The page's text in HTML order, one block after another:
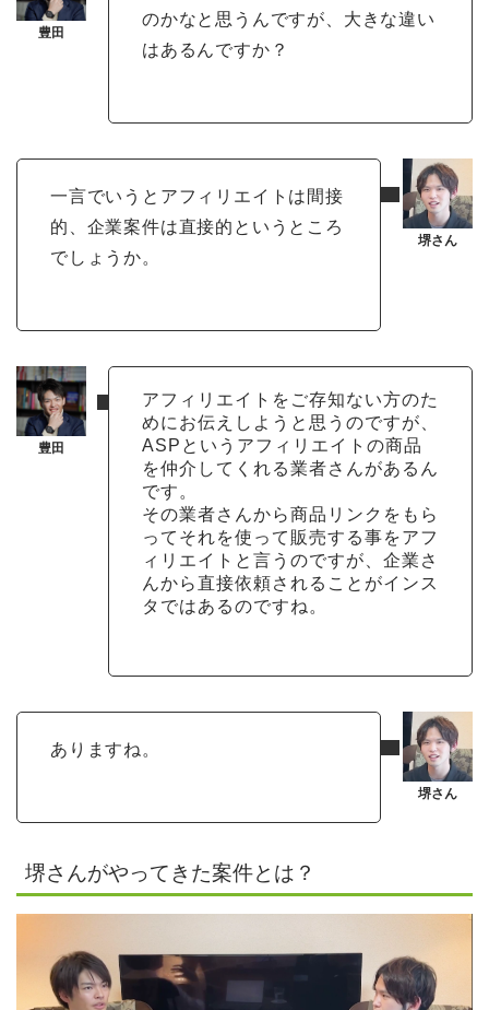
のかなと思うんですが、大きな違い
はあるんですか？
一言でいうとアフィリエイトは間接
的、企業案件は直接的というところ
でしょうか。
アフィリエイトをご存知ない方のた
めにお伝えしようと思うのですが、
ASPというアフィリエイトの商品
を仲介してくれる業者さんがあるん
です。
その業者さんから商品リンクをもら
ってそれを使って販売する事をアフ
ィリエイトと言うのですが、企業さ
んから直接依頼されることがインス
タではあるのですね。
ありますね。
堺さんがやってきた案件とは？